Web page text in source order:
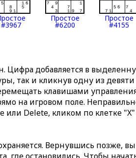
#3967
Простое
#6200
Простое
#4155
Цифра добавляется в
так и кликнув одну из
клавишами
на игровом поле.
Delete, кликом по клетке
Вернувшись позже,